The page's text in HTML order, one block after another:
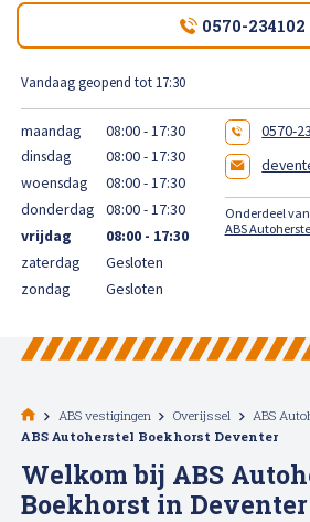
High Tech Schadeherstel
Lakschade herstellen
Spotrepair
Steenslag herstellen
Velgen herstellen
Alle soorten Specialisme
Afspraak maken
Bel ons op: 0900 -
0570-234102
Vandaag geopend tot 17:30
maandag
08:00 - 17:30
dinsdag
08:00 - 17:30
woensdag
08:00 - 17:30
donderdag
08:00 - 17:30
vrijdag
08:00 - 17:30
zaterdag
Gesloten
zondag
Gesloten
0570-
Onderdeel van
ABS
ABS vestigingen Overijssel
ABS
ABS Autoherstel Boekhorst Deventer
Welkom bij ABS
Boekhorst in Deventer